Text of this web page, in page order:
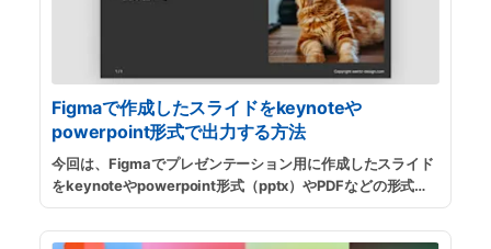
Figmaで作成したスライドをkeynoteや
powerpoint形式で出力する方法
今回は、Figmaでプレゼンテーション用に作成したスライド
をkeynoteやpowerpoint形式（pptx）やPDFなどの形式で
出力できるプラグイン「Pitchdeck Presentation Studio」
の使い方を簡単に紹介します。...続きを読む